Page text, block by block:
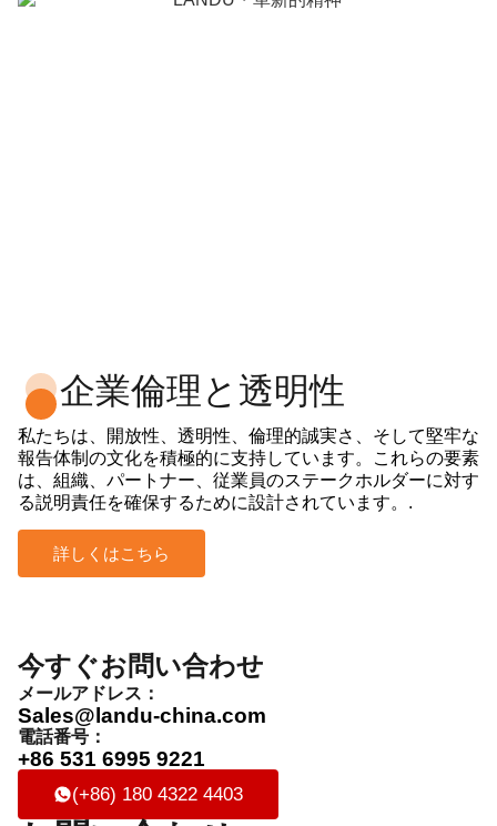
企業倫理と透明性
私たちは、開放性、透明性、倫理的誠実さ、そして堅牢な
報告体制の文化を積極的に支持しています。これらの要素
は、組織、パートナー、従業員のステークホルダーに対す
る説明責任を確保するために設計されています。.
詳しくはこちら
今すぐお問い合わせ
メールアドレス：
Sales@landu-china.com
電話番号：
+86 531 6995 9221
(+86) 180 4322 4403